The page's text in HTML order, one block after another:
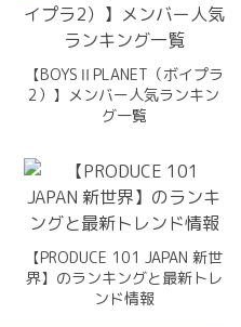
【BOYSⅡPLANET（ボイプラ
2）】メンバー人気ランキン
グ一覧
【PRODUCE 101 JAPAN 新世
界】のランキングと最新トレ
ンド情報